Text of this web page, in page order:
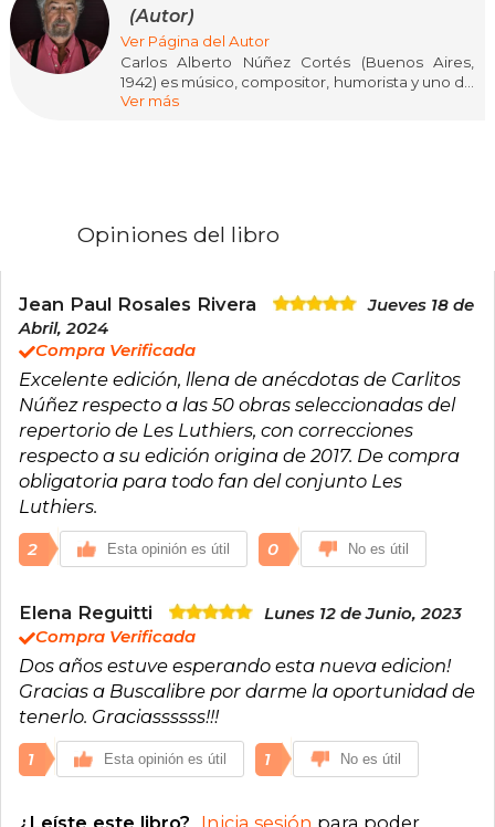
(Autor)
Ver Página del Autor
Carlos Alberto Núñez Cortés (Buenos Aires,
1942) es músico, compositor, humorista y uno de
los miembros fundadores de Les Luthiers, grupo
heridos… solo admiradores. Dentro del grupo se
convertir la erudición en chiste sin subrayarlo.
Como autor, publicó Memorias de un luthier, un
libro autobiográfico donde repasa su vida
personal y artística con el mismo humor fino y
autocrítico que caracterizó su trabajo escénico.
A través de anécdotas, reflexiones y recuerdos
del oficio, el libro funciona tanto como
testimonio cultural como manual indirecto
sobre cómo tomarse el arte en serio sin perder
incluido el Premio Princesa de Asturias de
Comunicación y Humanidades, distinción que
Ver más
Opiniones del libro
Jean Paul Rosales Rivera
Jueves 18 de
Abril, 2024
Compra Verificada
Excelente edición, llena de anécdotas de Carlitos
Núñez respecto a las 50 obras seleccionadas del
repertorio de Les Luthiers, con correcciones
respecto a su edición origina de 2017. De compra
obligatoria para todo fan del conjunto Les
Luthiers.
2 Esta opinión es útil 0 No es útil
Elena Reguitti
Lunes 12 de Junio, 2023
Compra Verificada
Dos años estuve esperando esta nueva edicion!
Gracias a Buscalibre por darme la oportunidad de
tenerlo. Graciassssss!!!
1 Esta opinión es útil 1 No es útil